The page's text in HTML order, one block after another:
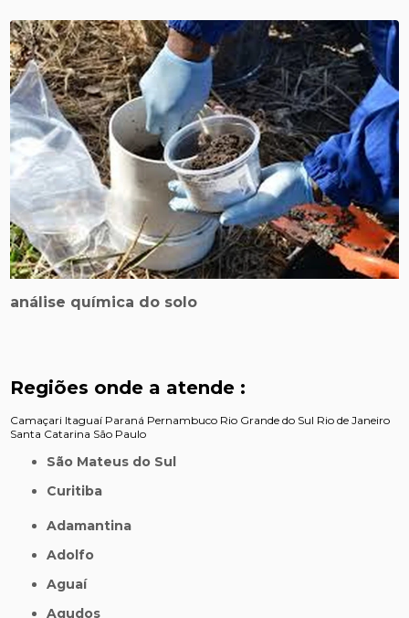
análise química do solo
Regiões onde a atende :
Camaçari Itaguaí Paraná Pernambuco Rio Grande do Sul Rio de Janeiro
Santa Catarina São Paulo
São Mateus do Sul
Curitiba
Adamantina
Adolfo
Aguaí
Agudos